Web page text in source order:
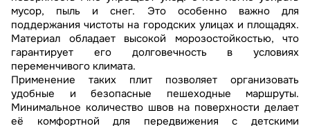
мусор, пыль и снег. Это особенно важно для
поддержания чистоты на городских улицах и площадях.
Материал обладает высокой морозостойкостью, что
гарантирует его долговечность в условиях
переменчивого климата.
Применение таких плит позволяет организовать
удобные и безопасные пешеходные маршруты.
Минимальное количество швов на поверхности делает
её комфортной для передвижения с детскими